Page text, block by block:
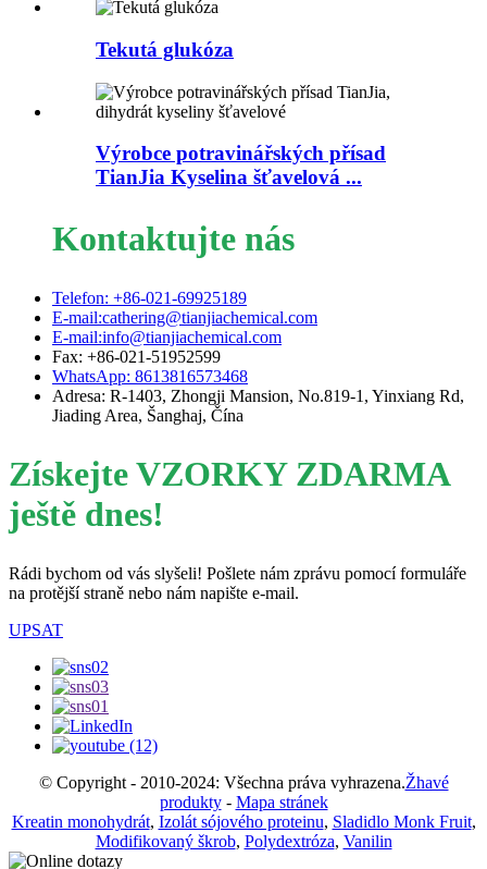
Tekutá glukóza
Výrobce potravinářských přísad
TianJia Kyselina šťavelová ...
Kontaktujte nás
Telefon: +86-021-69925189
E-mail:cathering@tianjiachemical.com
E-mail:info@tianjiachemical.com
Fax: +86-021-51952599
WhatsApp: 8613816573468
Adresa: R-1403, Zhongji Mansion, No.819-1, Yinxiang Rd,
Jiading Area, Šanghaj, Čína
Získejte VZORKY ZDARMA
ještě dnes!
Rádi bychom od vás slyšeli! Pošlete nám zprávu pomocí formuláře
na protější straně nebo nám napište e-mail.
UPSAT
© Copyright - 2010-2024: Všechna práva vyhrazena.Žhavé
produkty- Mapa stránek
Kreatin monohydrát, Izolát sójového proteinu, Sladidlo Monk Fruit,
Modifikovaný škrob, Polydextróza, Vanilin